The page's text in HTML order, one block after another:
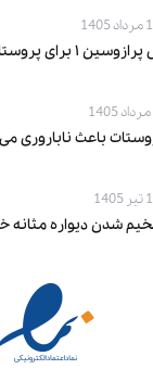
۱ برای پروستات
باعث ناباروری
شدن دیواره مثانه